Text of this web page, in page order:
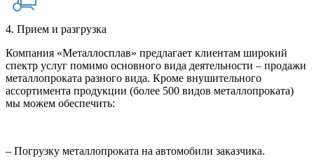
4. Прием и разгрузка
Компания «Металлосплав» предлагает клиентам широкий
спектр услуг помимо основного вида деятельности – продажи
металлопроката разного вида. Кроме внушительного
ассортимента продукции (более 500 видов металлопроката)
мы можем обеспечить:
– Погрузку металлопроката на автомобили заказчика.